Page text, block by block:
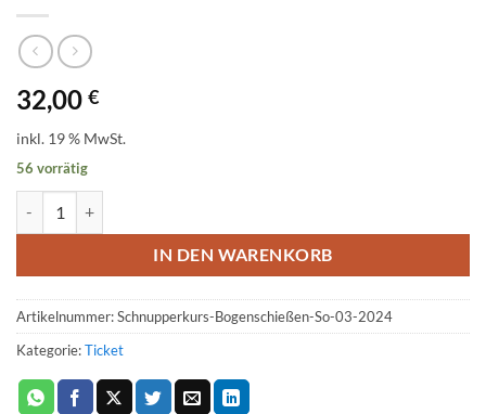
32,00 €
inkl. 19 % MwSt.
56 vorrätig
IN DEN WARENKORB
Artikelnummer:Schnupperkurs-Bogenschießen-So-03-2024
Kategorie:Ticket